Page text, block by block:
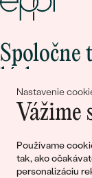
Nastavenie
Vážime
Používame
tak, ako
personalizáciu
Spoločne
Pripojte sa k nám!